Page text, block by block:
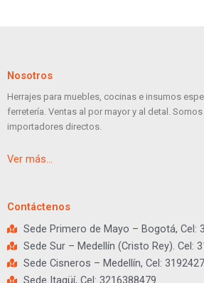
Nosotros
Herrajes para muebles, cocinas e insumos
ferretería. Ventas al por mayor y al detal.
importadores directos.
Ver más…
Contáctenos
Sede Primero de Mayo – Bogotá, Cel:
Sede Sur – Medellín (Cristo Rey). Cel:
Sede Cisneros – Medellín, Cel:
Sede Itagüí, Cel: 3216388479